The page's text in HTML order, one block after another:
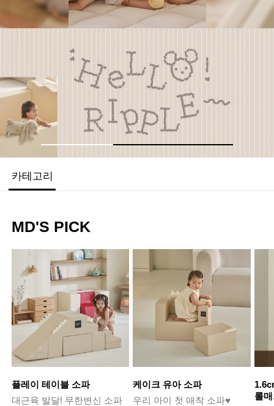
TANTAN
ROLL MAT
원하는 공간에, 원하는 만큼
간편하게 셀프 시공
카테고리
MD'S PICK
플레이 테이블 소파
대근육 발달! 무한변신 소파
케이크 유아 소파
우리 아이 첫 애착 소파♥
롤